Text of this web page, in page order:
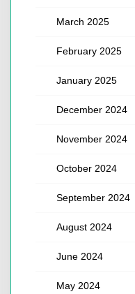
March 2025
February 2025
January 2025
December 2024
November 2024
October 2024
September 2024
August 2024
June 2024
May 2024